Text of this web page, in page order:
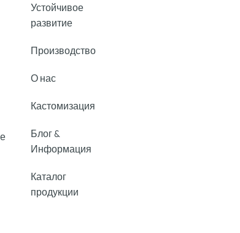
Устойчивое
развитие
Производство
О нас
Кастомизация
Блог &
Информация
Каталог
продукции